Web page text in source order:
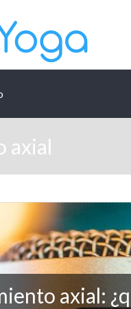
axial
axial: